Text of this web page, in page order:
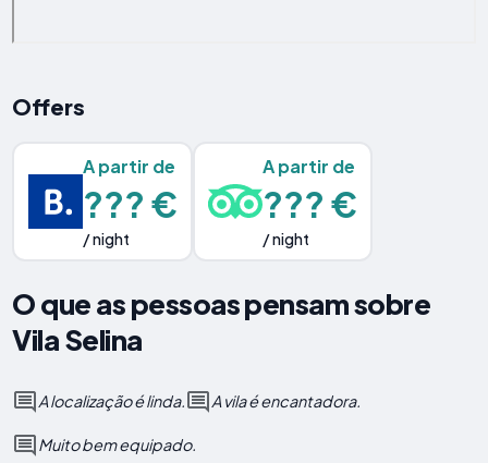
Offers
A partir de
??? €
/ night
A partir de
??? €
/ night
O que as pessoas pensam sobre
Vila Selina
A localização é linda. A vila é encantadora.
Muito bem equipado.